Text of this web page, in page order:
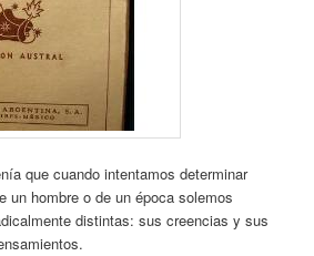
que cuando intentamos determinar
un hombre o de un época solemos
distintas: sus creencias y sus